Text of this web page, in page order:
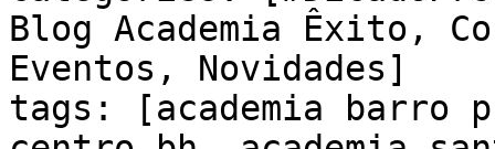
Blog Academia Êxito,
Eventos, Novidades]
tags: [academia barro